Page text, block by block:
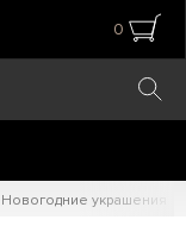
0
Новогодние украшения